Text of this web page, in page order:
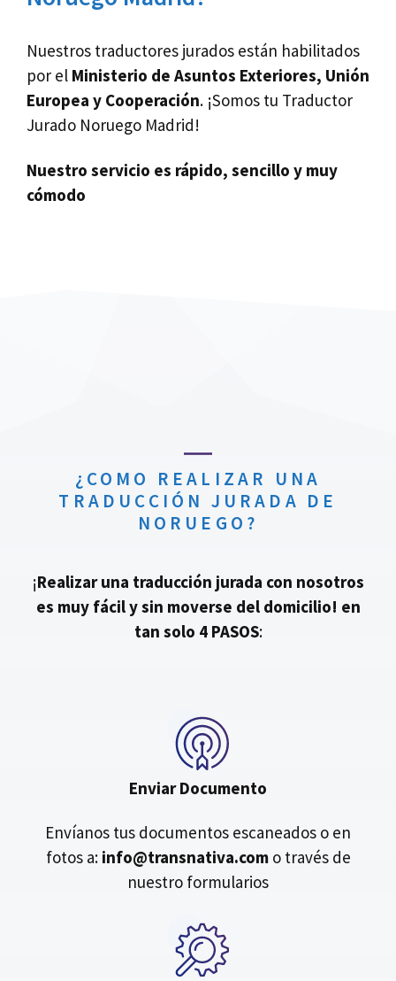
Nuestros traductores jurados están habilitados
por el Ministerio de Asuntos Exteriores, Unión
Europea y Cooperación. ¡Somos tu Traductor
Jurado Noruego Madrid!
Nuestro servicio es rápido, sencillo y muy
cómodo
¿COMO REALIZAR UNA
TRADUCCIÓN JURADA DE
NORUEGO?
¡Realizar una traducción jurada con nosotros
es muy fácil y sin moverse del domicilio! en
tan solo 4 PASOS:
Enviar Documento
Envíanos tus documentos escaneados o en
fotos a: info@transnativa.como través de
nuestro formularios